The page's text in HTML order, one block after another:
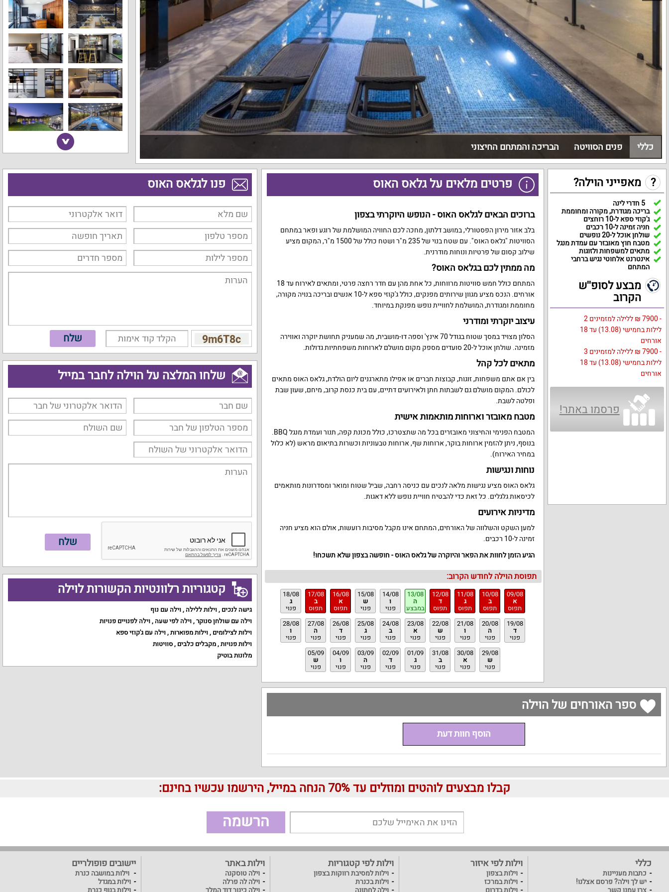
כללי פנים הסוויטה הבריכה והמתחם החיצוני
? מאפייני הוילה?
5 חדרי לינה
בריכה מגודרת, מקורה ומחוממת
ג'קוזי ספא ל-10 רוחצים
חניה זמינה ל-10 רכבים
שולחן אוכל ל-20 נופשים
מטבח חוץ מאובזר עם עמדת מנגל
מתאים למשפחות ולזוגות
אינטרנט אלחוטי נגיש ברחבי
המתחם
מבצע לסופ''ש
הקרוב
- 7900 ₪ ללילה למזמינים 2
לילות בחמישי (13.08) עד 18
אורחים
- 7900 ₪ ללילה למזמינים 3
לילות בחמישי (13.08) עד 18
אורחים
פרסמו באתר!
פרטים מלאים על גלאס האוס
ברוכים הבאים לגלאס האוס - הנופש היוקרתי בצפון
בלב אזור מירון הפסטורלי, במושב דלתון, מחכה לכם החוויה המושלמת של רוגע ופאר במתחם
הסוויטות "גלאס האוס". עם שטח בנוי של 235 מ"ר ושטח כולל של 1500 מ"ר, המקום מציע
שילוב קסום של פרטיות ונוחות מודרנית.
מה ממתין לכם בגלאס האוס?
המתחם כולל חמש סוויטות מרווחות, כל אחת מהן עם חדר רחצה פרטי, ומתאים לאירוח עד 18
אורחים. הנכס מציע מגוון שירותים מפנקים, כולל ג'קוזי ספא ל-10 אנשים ובריכה בנויה מקורה,
מחוממת ומגודרת, המושלמת לחוויית נופש מפנקת במיוחד.
עיצוב יוקרתי ומודרני
הסלון מצויד במסך שטוח בגודל 70 אינץ' וספה דו-מושבית, מה שמעניק תחושת יוקרה ואווירה
מזמינה. שולחן אוכל ל-20 סועדים מספק מקום מושלם לארוחות משפחתיות גדולות.
מתאים לכל קהל
בין אם אתם משפחות, זוגות, קבוצות חברים או אפילו מתארגנים ליום הולדת, גלאס האוס מתאים
לכולם. המקום מושלם גם לשבתות חתן ולאירועים דתיים, עם בית כנסת קרוב, מיחם, שעון שבת
ופלטה לשבת.
מטבח מאובזר וארוחות מותאמות אישית
המטבח הפנימי והחיצוני מאובזרים בכל מה שתצטרכו, כולל מכונת קפה, תנור ועמדת מנגל BBQ.
בנוסף, ניתן להזמין ארוחות בוקר, ארוחות שף, ארוחות טבעוניות וכשרות בתיאום מראש (לא כלול
במחיר האירוח).
נוחות ונגישות
גלאס האוס מציע נגישות מלאה לנכים עם כניסה רחבה, שביל שטוח ומואר ומסדרונות מותאמים
לכיסאות גלגלים. כל זאת כדי להבטיח חוויית נופש ללא דאגות.
מדיניות אירועים
למען השקט והשלווה של האורחים, המתחם אינו מקבל מסיבות רועשות, אולם הוא מציע חניה
זמינה ל-10 רכבים.
הגיע הזמן לחוות את הפאר והיוקרה של גלאס האוס - חופשה בצפון שלא תשכחו!
תפוסת הוילה לחודש הקרוב:
09/08
א
תפוס
10/08
ב
תפוס
11/08
ג
תפוס
12/08
ד
תפוס
13/08
ה
במבצע
14/08
ו
פנוי
15/08
ש
פנוי
16/08
א
תפוס
17/08
ב
תפוס
18/08
ג
פנוי
19/08
ד
פנוי
20/08
ה
פנוי
21/08
ו
פנוי
22/08
ש
פנוי
23/08
א
פנוי
24/08
ב
פנוי
25/08
ג
פנוי
26/08
ד
פנוי
27/08
ה
פנוי
28/08
ו
פנוי
29/08
ש
פנוי
30/08
א
פנוי
31/08
ב
פנוי
01/09
ג
פנוי
02/09
ד
פנוי
03/09
ה
פנוי
04/09
ו
פנוי
05/09
ש
פנוי
פנו לגלאס האוס
שלחו המלצה על הוילה לחבר במייל
קטגוריות רלוונטיות הקשורות לוילה
גישה לנכים ,וילות ללילה ,וילה עם נוף
וילה עם שולחן סנוקר,וילה לפי שעה ,וילה לפנויים פנויות
וילות לצילומים ,וילות מפוארות,וילה עם ג'קוזי ספא
וילות פנויות,מקבלים כלבים ,סוויטות
מלונות בוטיק
ספר האורחים של הוילה
הוסף חוות דעת
קבלו מבצעים לוהטים ומוזלים עד 70% הנחה במייל, הירשמו עכשיו בחינם:
הרשמה
כללי
כתבות מעניינות
יש לך וילה? פרסם אצלנו!
וילות לפי איזור
וילות בצפון
וילות במרכז
וילות לפי קטגוריות
וילות למסיבת רווקות בצפון
וילות בכנרת
וילות באתר
וילה טוסקנה
וילה לה פרלה
יישובים פופולריים
וילות במושבה כנרת
וילות במגדל